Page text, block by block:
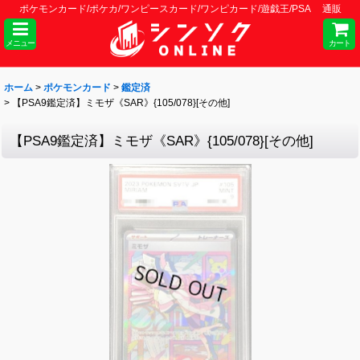
ポケモンカード/ポケカ/ワンピースカード/ワンピカード/遊戯王/PSA 通販
メニュー カート
ホーム > ポケモンカード > 鑑定済
>
【PSA9鑑定済】ミモザ《SAR》{105/078}[その他]
【PSA9鑑定済】ミモザ《SAR》{105/078}[その他]